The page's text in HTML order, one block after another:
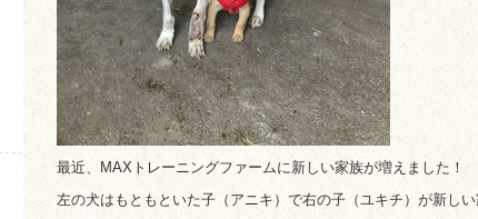
最近、MAXトレーニングファームに新しい家族が増えました！
左の犬はもともといた子（アニキ）で右の子（ユキチ）が新し